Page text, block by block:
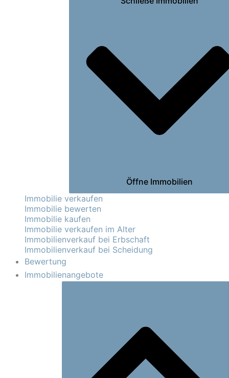
Öffne Immobilien
Immobilie verkaufen
Immobilie bewerten
Immobilie kaufen
Immobilie verkaufen im Alter
Immobilienverkauf bei Erbschaft
Immobilienverkauf bei Scheidung
Bewertung
Immobilienangebote